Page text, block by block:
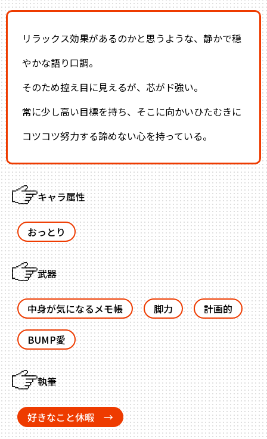
リラックス効果があるのかと思うような、静かで穏
やかな語り口調。
そのため控え目に見えるが、芯がド強い。
常に少し高い目標を持ち、そこに向かいひたむきに
コツコツ努力する諦めない心を持っている。
キャラ属性
おっとり
武器
中身が気になるメモ帳 脚力 計画的
BUMP愛
執筆
好きなこと休暇 →